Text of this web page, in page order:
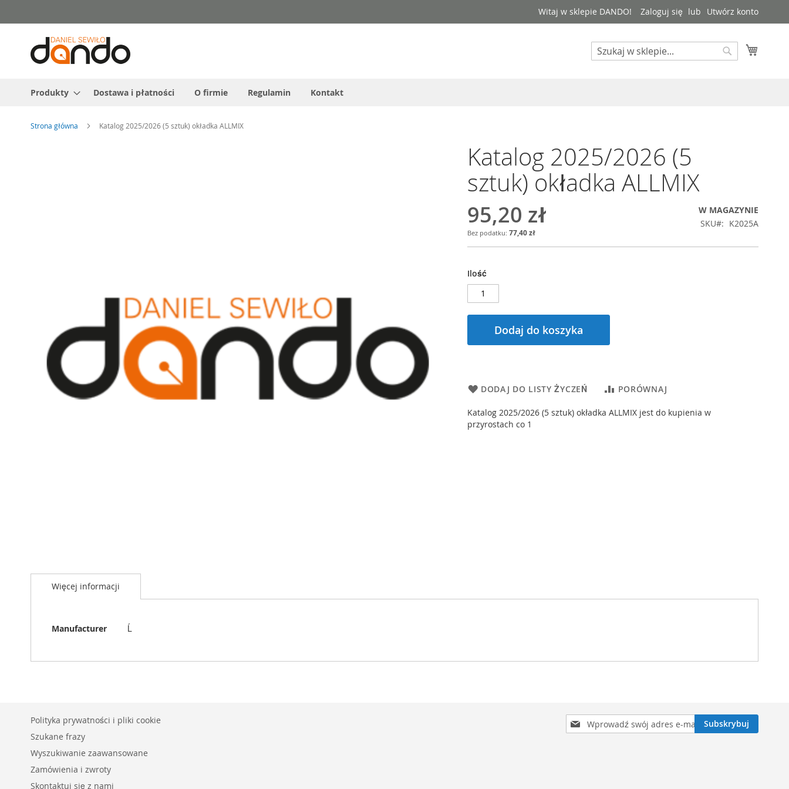
do
treści
Witaj w sklepie DANDO! Zaloguj się Utwórz konto
Search
Produkty Dostawa i płatności O firmie Regulamin Kontakt
Strona główna Katalog 2025/2026 (5 sztuk) okładka ALLMIX
na
początek
Katalog 2025/2026 (5
sztuk) okładka ALLMIX
95,20 zł
77,40 zł
W MAGAZYNIE
SKU
K2025A
Ilość
Dodaj do koszyka
DODAJ DO LISTY ŻYCZEŃ PORÓWNAJ
Katalog 2025/2026 (5 sztuk) okładka ALLMIX jest do kupienia w
przyrostach co 1
Więcej informacji
Więcej
Manufacturer Ĺ
Subskrybuj
nasz
Subskrybuj
Polityka prywatności i pliki cookie
Szukane frazy
Wyszukiwanie zaawansowane
Zamówienia i zwroty
Skontaktuj się z nami